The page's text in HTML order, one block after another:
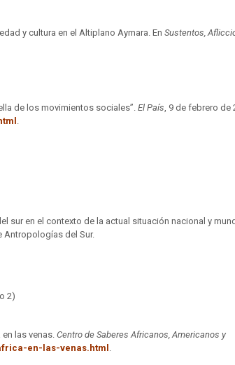
y cultura en el Altiplano Aymara. EnSustentos,
de los movimientos sociales”.El País , 9 de febrero
sur en el contexto de la actual situación nacional y
Antropologías del Sur.
2)
en las venas.Centro de Saberes Africanos, Americanos y
en-las-venas.html